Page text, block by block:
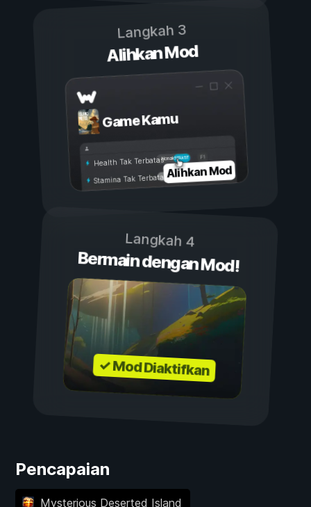
Langkah 3
Alihkan Mod
Game Kamu
Aktif
Nonaktif
Health Tak Terbatas
Stamina Tak TerbatasAlihkan Mod
Langkah 4
Bermain dengan Mod!
✓ Mod Diaktifkan
Pencapaian
Mysterious Deserted Island